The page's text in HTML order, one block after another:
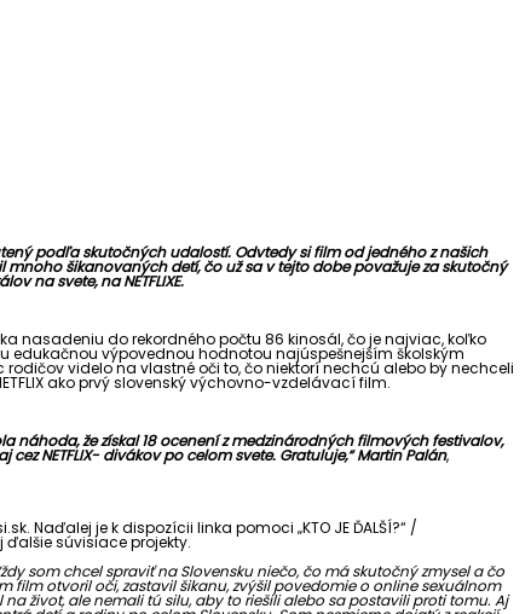
podľa skutočných udalostí. Odvtedy si film od jedného z našich
mnoho šikanovaných detí, čo už sa v tejto dobe považuje za skutočný
na svete, na NETFLIXE.
nasadeniu do rekordného počtu 86 kinosál, čo je najviac, koľko
edukačnou výpovednou hodnotou najúspešnejším školským
videlo na vlastné oči to, čo niektorí nechcú alebo by nechceli
ako prvý slovenský výchovno-vzdelávací film.
náhoda, že získal 18 ocenení z medzinárodných filmových festivalov,
NETFLIX- divákov po celom svete. Gratuluje,“ Martin Palán,
Naďalej je k dispozícii linka pomoci „KTO JE ĎALŠÍ?“ /
súvisiace projekty.
som chcel spraviť na Slovensku niečo, čo má skutočný zmysel a čo
film otvoril oči, zastavil šikanu, zvýšil povedomie o online sexuálnom
život, ale nemali tú silu, aby to riešili alebo sa postavili proti tomu. Aj